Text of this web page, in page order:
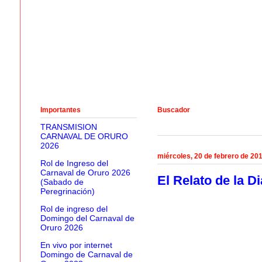
Buscador
miércoles, 20 de febrero de
El Relato de la
Importantes
TRANSMISION
CARNAVAL DE ORURO
2026
Rol de Ingreso del
Carnaval de Oruro 2026
(Sabado de
Peregrinación)
Rol de ingreso del
Domingo del Carnaval de
Oruro 2026
En vivo por internet
Domingo de Carnaval de